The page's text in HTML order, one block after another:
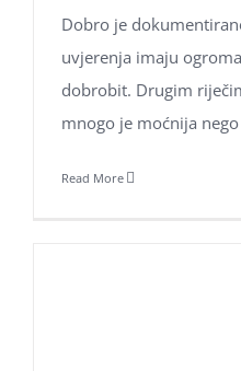
Dobro je
uvjerenja imaju
dobrobit. Drugim
mnogo je moćnija
Read More